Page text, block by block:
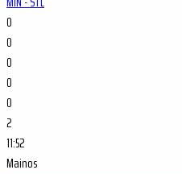
0
0
0
0
0
2
11:52
Mainos